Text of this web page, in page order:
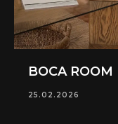
BOCA
25.02.2026